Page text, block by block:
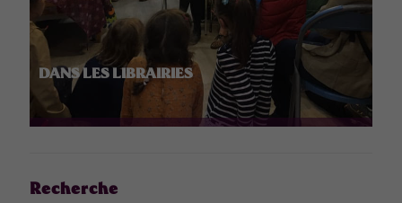
DANS LES LIBRAIRIES
Recherche